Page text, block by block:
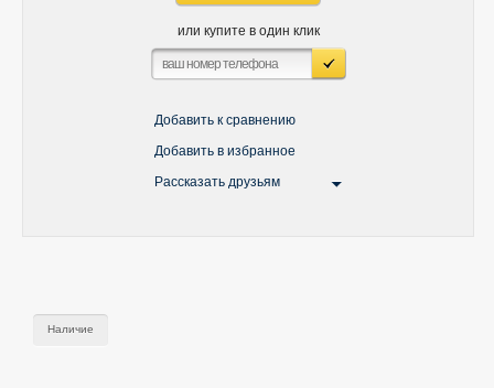
или купите в один клик
Добавить к сравнению
Добавить в избранное
Рассказать друзьям
Наличие